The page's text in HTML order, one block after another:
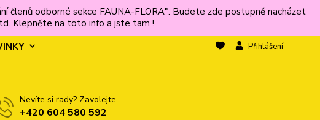
členů odborné sekce FAUNA-FLORA". Budete zde postupně nacházet
Klepněte na toto info a jste tam !
Přihlášení
Nevíte si rady? Zavolejte.
+420 604 580 592